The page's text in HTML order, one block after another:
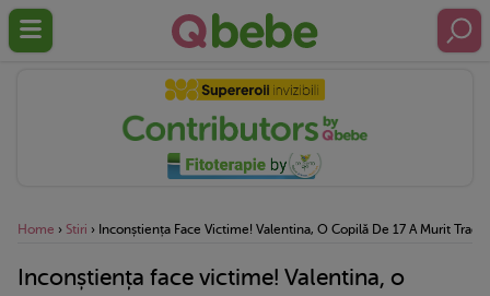
Home › Stiri › Inconștiența Face Victime! Valentina, O Copilă De 17 A Murit
Inconștiența face victime! Valentina, o